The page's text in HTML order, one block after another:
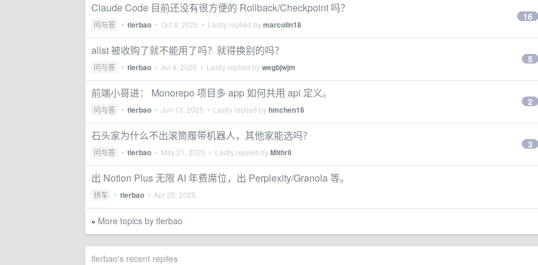
Claude Code 目前还没有很方便的 Rollback/Checkpoint 吗？
问与答 • tlerbao • Oct 4, 2025 • Lastly replied bymarcolin18
16
alist 被收购了就不能用了吗？就得换别的吗？
问与答 • tlerbao • Jul 4, 2025 • Lastly replied bywegbjwjm
5
前端小哥进： Monorepo 项目多 app 如何共用 api 定义。
问与答 • tlerbao • Jun 13, 2025 • Lastly replied byhmchen16
2
石头家为什么不出滚筒履带机器人，其他家能选吗？
问与答 • tlerbao • May 21, 2025 • Lastly replied byMithril
3
出 Notion Plus 无限 AI 年费席位，出 Perplexity/Granola 等。
拼车 • tlerbao • Apr 25, 2025
» More topics by tlerbao
tlerbao's recent replies